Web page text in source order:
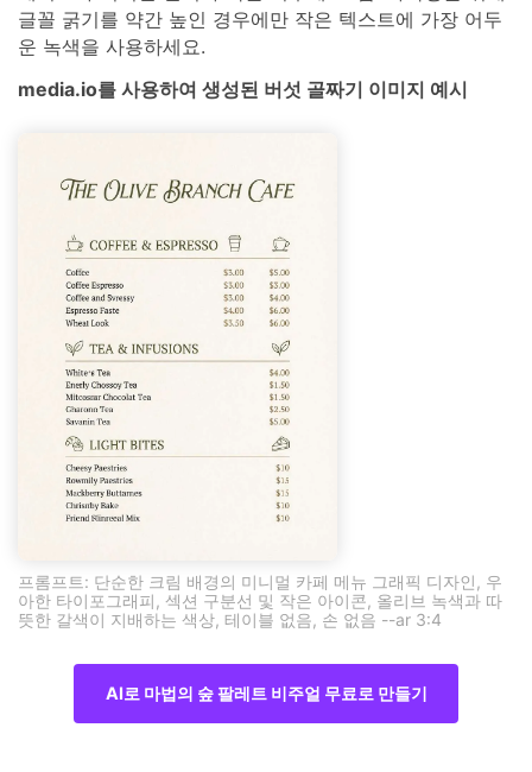
글꼴 굵기를 약간 높인 경우에만 작은 텍스트에 가장 어두
운 녹색을 사용하세요.
media.io를 사용하여 생성된 버섯 골짜기 이미지 예시
프롬프트: 단순한 크림 배경의 미니멀 카페 메뉴 그래픽 디자인, 우
아한 타이포그래피, 섹션 구분선 및 작은 아이콘, 올리브 녹색과 따
뜻한 갈색이 지배하는 색상, 테이블 없음, 손 없음 --ar 3:4
AI로 마법의 숲 팔레트 비주얼 무료로 만들기